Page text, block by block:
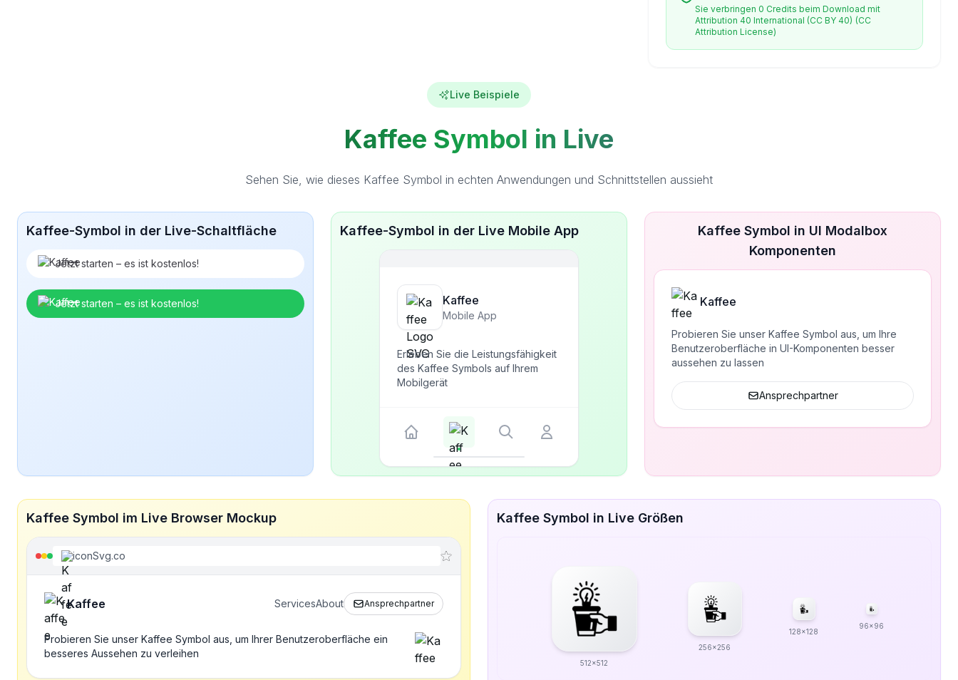
Sie verbringen 0 Credits beim Download mit
Attribution 40 International (CC BY 40) (CC
Attribution License)
Live Beispiele
Kaffee Symbol in Live
Sehen Sie, wie dieses Kaffee Symbol in echten Anwendungen und Schnittstellen aussieht
Kaffee-Symbol in der Live-Schaltfläche
Jetzt starten – es ist kostenlos!
Jetzt starten – es ist kostenlos!
Kaffee-Symbol in der Live Mobile App
Kaffee
Mobile App
Erleben Sie die Leistungsfähigkeit
des Kaffee Symbols auf Ihrem
Mobilgerät
Kaffee Symbol in UI Modalbox
Komponenten
Kaffee
Probieren Sie unser Kaffee Symbol aus, um Ihre
Benutzeroberfläche in UI-Komponenten besser
aussehen zu lassen
Ansprechpartner
Kaffee Symbol im Live Browser Mockup
iconSvg.co
Kaffee ServicesAbout Ansprechpartner
Probieren Sie unser Kaffee Symbol aus, um Ihrer Benutzeroberfläche ein
besseres Aussehen zu verleihen
Kaffee Symbol in Live Größen
512x512
256x256
128x128
96x96